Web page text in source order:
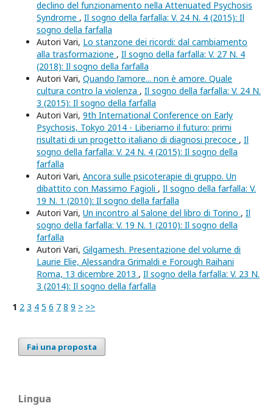
declino del funzionamento nella Attenuated Psychosis
Syndrome , Il sogno della farfalla: V. 24 N. 4 (2015): Il
sogno della farfalla
Autori Vari, Lo stanzone dei ricordi: dal cambiamento
alla trasformazione , Il sogno della farfalla: V. 27 N. 4
(2018): Il sogno della farfalla
Autori Vari, Quando l’amore... non è amore. Quale
cultura contro la violenza , Il sogno della farfalla: V. 24 N.
3 (2015): Il sogno della farfalla
Autori Vari, 9th International Conference on Early
Psychosis, Tokyo 2014 - Liberiamo il futuro: primi
risultati di un progetto italiano di diagnosi precoce , Il
sogno della farfalla: V. 24 N. 4 (2015): Il sogno della
farfalla
Autori Vari, Ancora sulle psicoterapie di gruppo. Un
dibattito con Massimo Fagioli , Il sogno della farfalla: V.
19 N. 1 (2010): Il sogno della farfalla
Autori Vari, Un incontro al Salone del libro di Torino , Il
sogno della farfalla: V. 19 N. 1 (2010): Il sogno della
farfalla
Autori Vari, Gilgamesh. Presentazione del volume di
Laurie Elie, Alessandra Grimaldi e Forough Raihani
Roma, 13 dicembre 2013 , Il sogno della farfalla: V. 23 N.
3 (2014): Il sogno della farfalla
1 2 3 4 5 6 7 8 9 > >>
Fai una proposta
Lingua